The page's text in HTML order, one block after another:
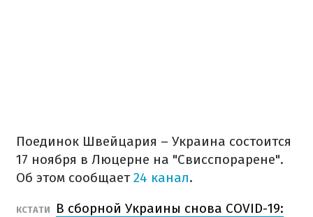
Поединок Швейцария – Украина состоится
17 ноября в Люцерне на "Свисспорарене".
Об этом сообщает24 канал.
КСТАТИ
В сборной Украины снова COVID-19: